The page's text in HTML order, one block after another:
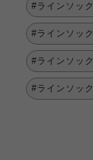
#ラインソッ
#ラインソッ
#ラインソッ
#ラインソッ